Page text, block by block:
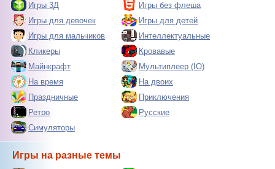
Игры 3Д
Игры без флеша
Игры для девочек
Игры для детей
Игры для мальчиков
Интеллектуальные
Кликеры
Кровавые
Майнкрафт
Мультиплеер (IO)
На время
На двоих
Праздничные
Приключения
Ретро
Русские
Симуляторы
Игры на разные темы